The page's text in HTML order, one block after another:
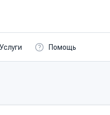
Услуги Помощь